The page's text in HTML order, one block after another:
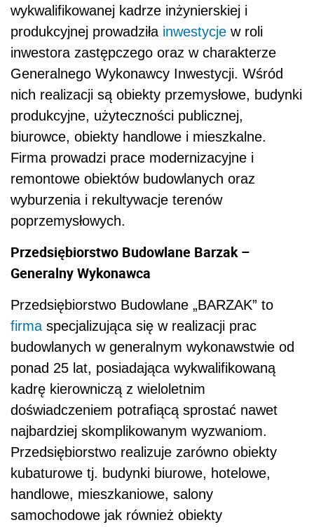
wykwalifikowanej kadrze inżynierskiej i
produkcyjnej prowadziła inwestycje w roli
inwestora zastępczego oraz w charakterze
Generalnego Wykonawcy Inwestycji. Wśród
nich realizacji są obiekty przemysłowe, budynki
produkcyjne, użyteczności publicznej,
biurowce, obiekty handlowe i mieszkalne.
Firma prowadzi prace modernizacyjne i
remontowe obiektów budowlanych oraz
wyburzenia i rekultywacje terenów
poprzemysłowych.
Przedsiębiorstwo Budowlane Barzak –
Generalny Wykonawca
Przedsiębiorstwo Budowlane „BARZAK” to
firma specjalizująca się w realizacji prac
budowlanych w generalnym wykonawstwie od
ponad 25 lat, posiadająca wykwalifikowaną
kadrę kierowniczą z wieloletnim
doświadczeniem potrafiącą sprostać nawet
najbardziej skomplikowanym wyzwaniom.
Przedsiębiorstwo realizuje zarówno obiekty
kubaturowe tj. budynki biurowe, hotelowe,
handlowe, mieszkaniowe, salony
samochodowe jak również obiekty